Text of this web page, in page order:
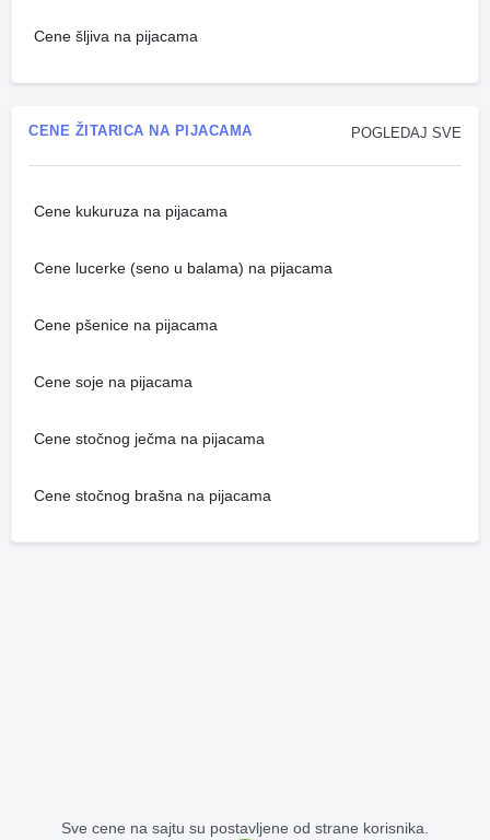
Cene šljiva na pijacama
POGLEDAJ SVE
CENE ŽITARICA NA PIJACAMA
Cene kukuruza na pijacama
Cene lucerke (seno u balama) na pijacama
Cene pšenice na pijacama
Cene soje na pijacama
Cene stočnog ječma na pijacama
Cene stočnog brašna na pijacama
Sve cene na sajtu su postavljene od strane korisnika.